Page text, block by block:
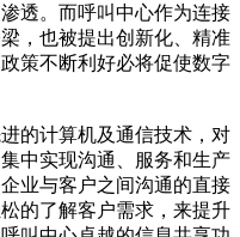
透。而呼叫中心作为连接
，也被提出创新化、精准
策不断利好必将促使数字
的计算机及通信技术，对
中实现沟通、服务和生产
业与客户之间沟通的直接
的了解客户需求，来提升